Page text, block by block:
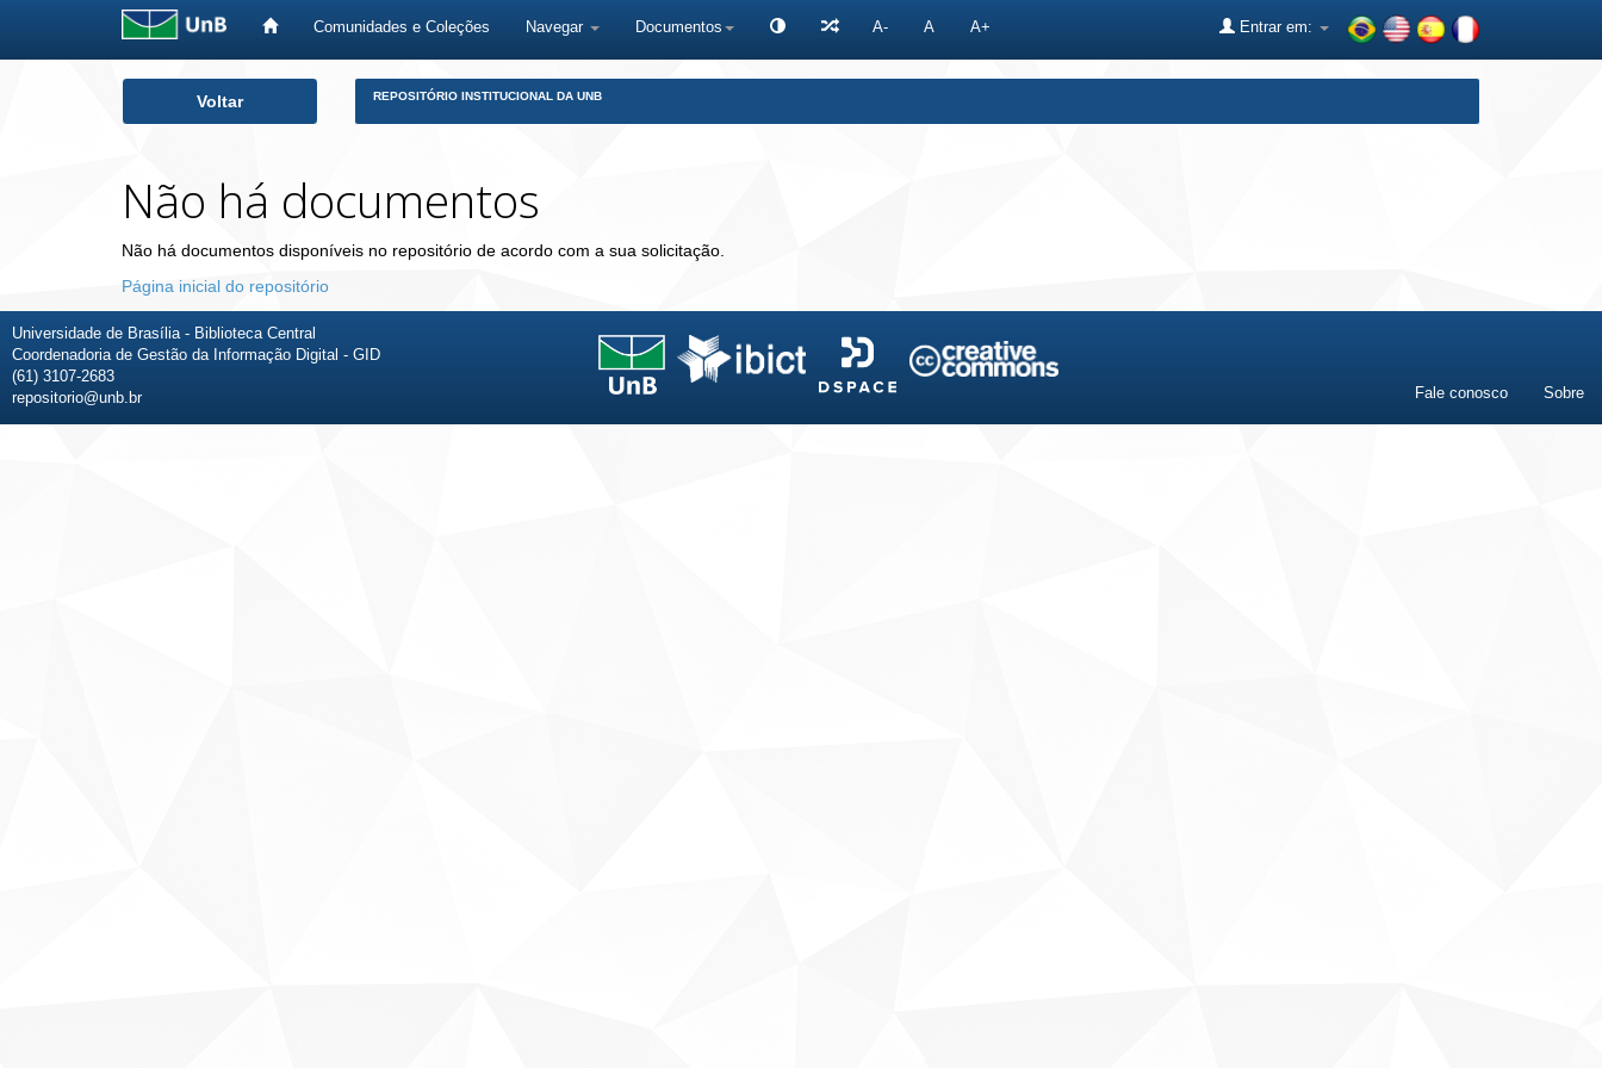
Comunidades e Coleções Navegar Documentos A- A A+ Entrar em:
Voltar REPOSITÓRIO INSTITUCIONAL DA UNB
Não há documentos
Não há documentos disponíveis no repositório de acordo com a sua solicitação.
Página inicial do repositório
Universidade de Brasília - Biblioteca Central
Coordenadoria de Gestão da Informação Digital - GID
(61) 3107-2683
repositorio@unb.br
Fale conosco Sobre